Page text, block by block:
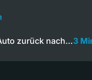
zurück nach…3